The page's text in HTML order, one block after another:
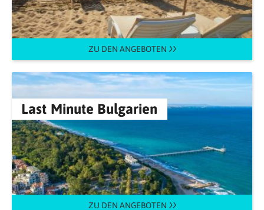
ZU DEN ANGEBOTEN
Last Minute Bulgarien
ZU DEN ANGEBOTEN